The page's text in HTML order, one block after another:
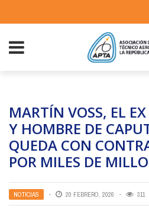
MARTÍN VOSS, EL
Y HOMBRE DE
QUEDA CON
POR MILES DE
NOTICIAS 20 FEBRERO, 2026 311